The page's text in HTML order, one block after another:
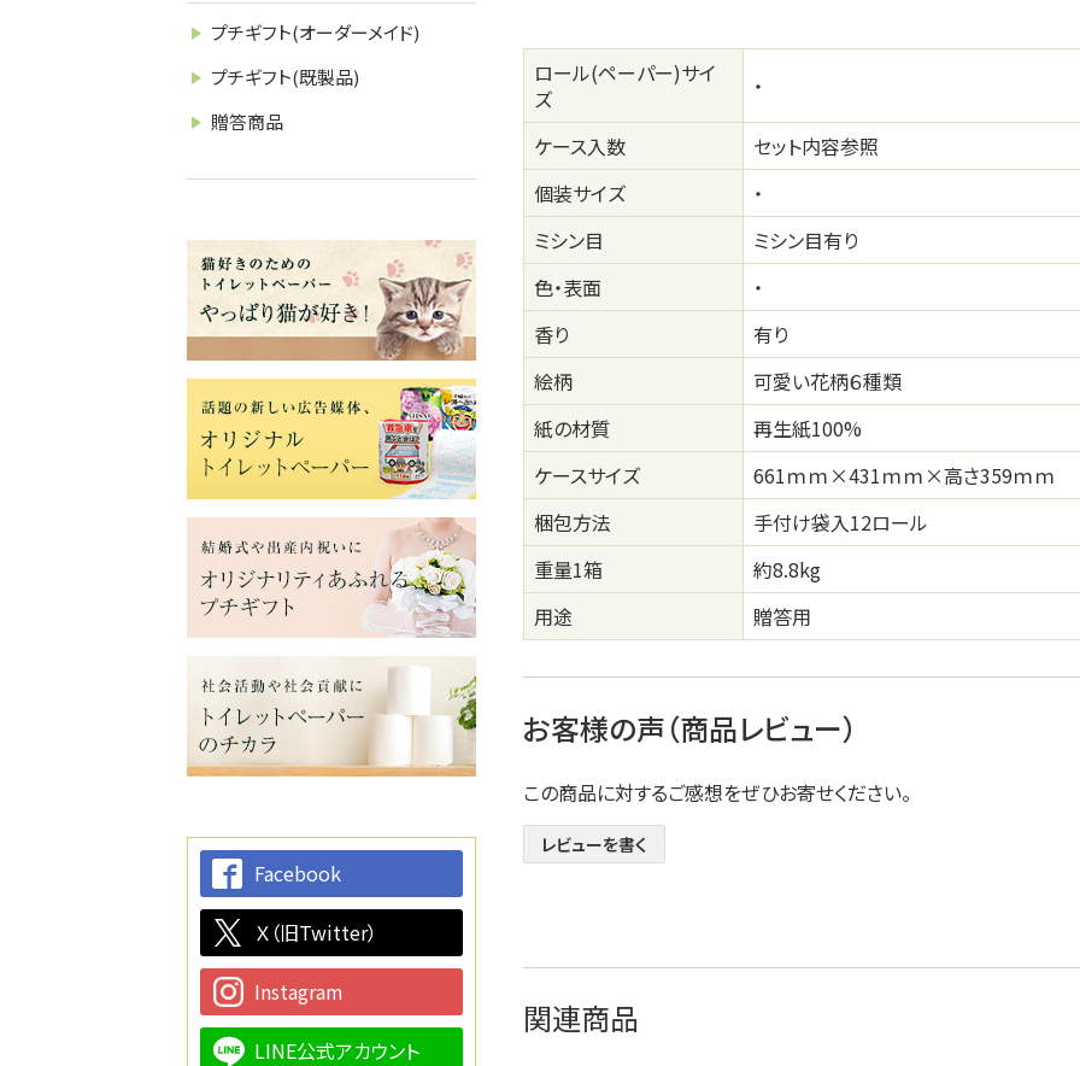
ロール(ペーパー)サイ
ズ
・
ケース入数
セット内容参照
個装サイズ
・
ミシン目
ミシン目有り
色・表面
・
香り
有り
絵柄
可愛い花柄６種類
紙の材質
再生紙100%
ケースサイズ
661ｍｍ×431ｍｍ×高さ359ｍｍ
梱包方法
手付け袋入12ロール
重量1箱
約8.8kg
用途
贈答用
お客様の声（商品レビュー）
この商品に対するご感想をぜひお寄せください。
レビューを書く
関連商品
プチギフト(オーダーメイド)
プチギフト(既製品)
贈答商品
Facebook
Ｘ（旧Twitter）
Instagram
LINE公式アカウント